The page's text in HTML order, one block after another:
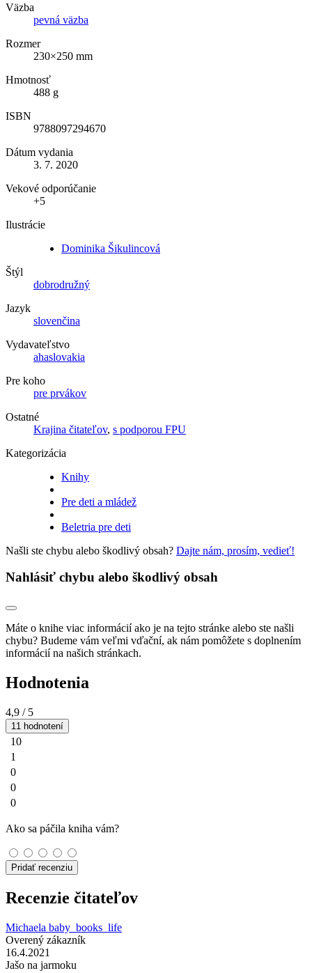
Väzba
pevná väzba
Rozmer
230×250 mm
Hmotnosť
488 g
ISBN
9788097294670
Dátum vydania
3. 7. 2020
Vekové odporúčanie
+5
Ilustrácie
Dominika Šikulincová
Štýl
dobrodružný
Jazyk
slovenčina
Vydavateľstvo
ahaslovakia
Pre koho
pre prvákov
Ostatné
Krajina čitateľov, s podporou FPU
Kategorizácia
Knihy
Pre deti a mládež
Beletria pre deti
Našli ste chybu alebo škodlivý obsah? Dajte nám, prosím, vedieť!
Nahlásiť chybu alebo škodlivý obsah
Máte o knihe viac informácií ako je na tejto stránke alebo ste našli
chybu? Budeme vám veľmi vďační, ak nám pomôžete s doplnením
informácií na našich stránkach.
Hodnotenia
4,9 / 5
11 hodnotení
10
1
0
0
0
Ako sa páčila kniha vám?
Pridať recenziu
Recenzie čitateľov
Michaela baby_books_life
Overený zákazník
16.4.2021
Jašo na jarmoku